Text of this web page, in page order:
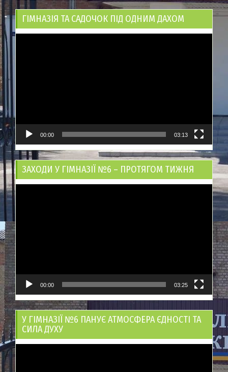
ГІМНАЗІЯ ТА САДОЧОК ПІД ОДНИМ ДАХОМ
00:00 03:13
ЗАХОДИ У ГІМНАЗІЇ №6 – ПРОТЯГОМ ТИЖНЯ
00:00 03:25
У ГІМНАЗІЇ №6 ПАНУЄ АТМОСФЕРА ЄДНОСТІ ТА
СИЛА ДУХУ